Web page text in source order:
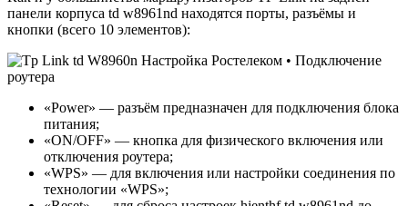
панели корпуса td w8961nd находятся порты, разъёмы и
кнопки (всего 10 элементов):
«Power» — разъём предназначен для подключения блока
питания;
«ON/OFF» — кнопка для физического включения или
отключения роутера;
«WPS» — для включения или настройки соединения по
технологии «WPS»;